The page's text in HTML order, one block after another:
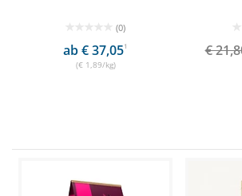
(0)
ab € 37,051
(€ 1,89/kg)
€